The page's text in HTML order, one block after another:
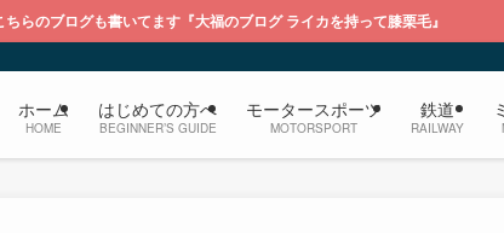
ます『大福のブログ ライカを持って膝栗毛』
ホーム
HOME
はじめての方へ
BEGINNER’S GUIDE
モータースポーツ
MOTORSPORT
鉄道
RAILWAY